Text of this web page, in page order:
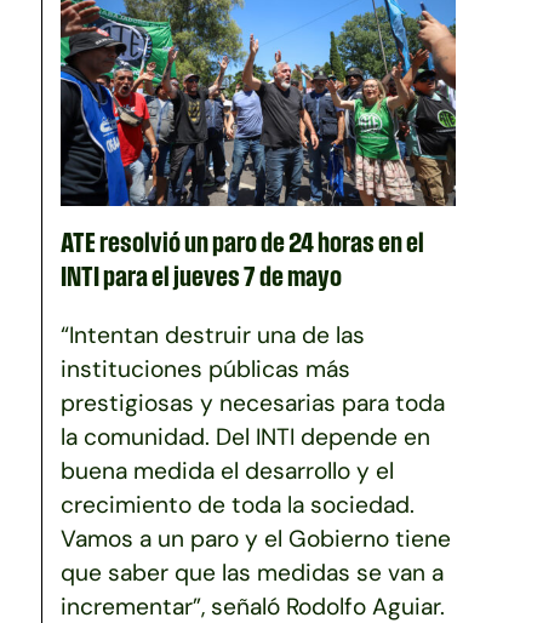
ATE resolvió un paro de 24 horas en el
INTI para el jueves 7 de mayo
“Intentan destruir una de las
instituciones públicas más
prestigiosas y necesarias para toda
la comunidad. Del INTI depende en
buena medida el desarrollo y el
crecimiento de toda la sociedad.
Vamos a un paro y el Gobierno tiene
que saber que las medidas se van a
incrementar”, señaló Rodolfo Aguiar.